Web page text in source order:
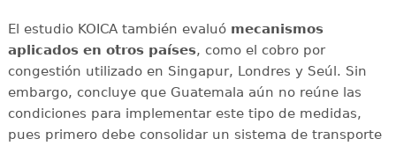
El estudio KOICA también evaluó mecanismos
aplicados en otros países, como el cobro por
congestión utilizado en Singapur, Londres y Seúl. Sin
embargo, concluye que Guatemala aún no reúne las
condiciones para implementar este tipo de medidas,
pues primero debe consolidar un sistema de transporte